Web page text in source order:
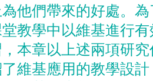
他們帶來的好處。為
堂教學中以維基進行有
本章以上述兩項研究
維基應用的教學設計